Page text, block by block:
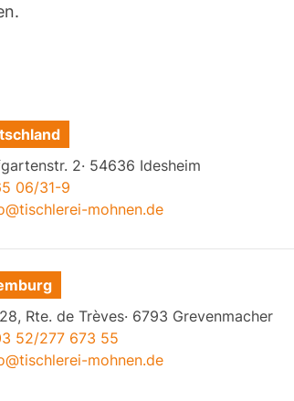
2· 54636 Idesheim
06/31-9
mohnen.de
Rte. de Trèves· 6793 Grevenmacher
52/277 673 55
mohnen.de